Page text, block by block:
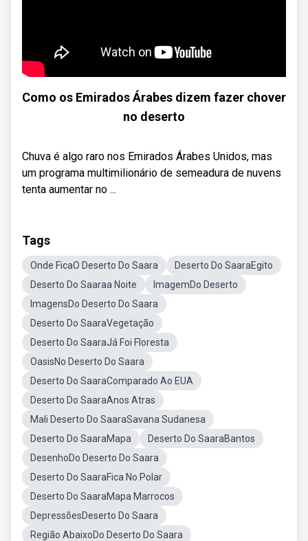
Como os Emirados Árabes dizem fazer chover
no deserto
Chuva é algo raro nos Emirados Árabes Unidos, mas
um programa multimilionário de semeadura de nuvens
tenta aumentar no ...
Tags
Onde FicaO Deserto Do Saara
Deserto Do SaaraEgito
Deserto Do Saaraa Noite
ImagemDo Deserto
ImagensDo Deserto Do Saara
Deserto Do SaaraVegetação
Deserto Do SaaraJá Foi Floresta
OasisNo Deserto Do Saara
Deserto Do SaaraComparado Ao EUA
Deserto Do SaaraAnos Atras
Mali Deserto Do SaaraSavana Sudanesa
Deserto Do SaaraMapa
Deserto Do SaaraBantos
DesenhoDo Deserto Do Saara
Deserto Do SaaraFica No Polar
Deserto Do SaaraMapa Marrocos
DepressõesDeserto Do Saara
Região AbaixoDo Deserto Do Saara